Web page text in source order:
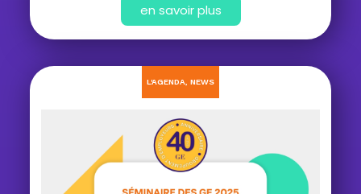
en savoir plus
L'AGENDA NEWS